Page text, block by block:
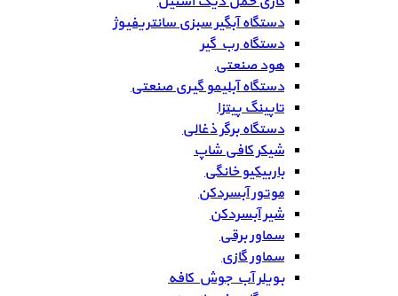
دستگاه آبگیر سبزی سانتریفیوژ
دستگاه رب گیر
هود صنعتی
دستگاه آبلیمو گیری صنعتی
تاپینگ پیتزا
دستگاه برگر ذغالی
شیکر کافی شاپ
باربیکیو خانگی
موتور آبسردکن
شیر آبسردکن
سماور برقی
سماور گازی
بویلر آب جوش کافه